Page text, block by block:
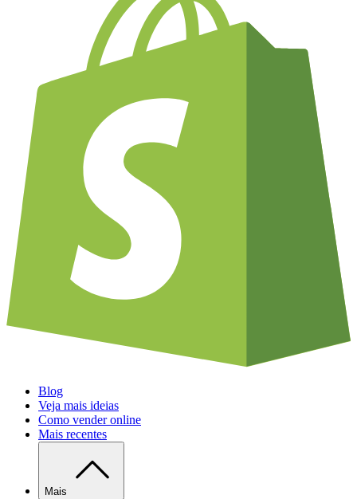
Blog
Veja mais ideias
Como vender online
Mais recentes
Mais